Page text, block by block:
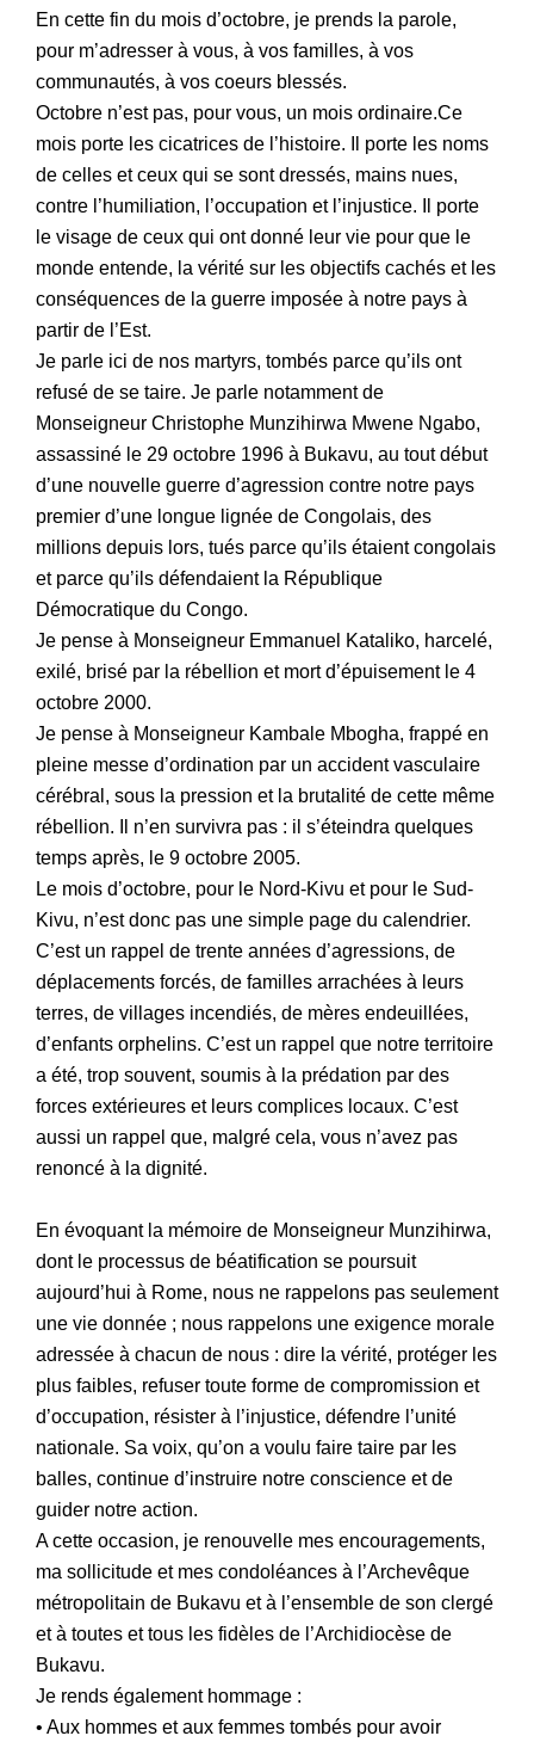
En cette fin du mois d’octobre, je prends la parole,
pour m’adresser à vous, à vos familles, à vos
communautés, à vos coeurs blessés.
Octobre n’est pas, pour vous, un mois ordinaire.Ce
mois porte les cicatrices de l’histoire. Il porte les noms
de celles et ceux qui se sont dressés, mains nues,
contre l’humiliation, l’occupation et l’injustice. Il porte
le visage de ceux qui ont donné leur vie pour que le
monde entende, la vérité sur les objectifs cachés et les
conséquences de la guerre imposée à notre pays à
partir de l’Est.
Je parle ici de nos martyrs, tombés parce qu’ils ont
refusé de se taire. Je parle notamment de
Monseigneur Christophe Munzihirwa Mwene Ngabo,
assassiné le 29 octobre 1996 à Bukavu, au tout début
d’une nouvelle guerre d’agression contre notre pays
premier d’une longue lignée de Congolais, des
millions depuis lors, tués parce qu’ils étaient congolais
et parce qu’ils défendaient la République
Démocratique du Congo.
Je pense à Monseigneur Emmanuel Kataliko, harcelé,
exilé, brisé par la rébellion et mort d’épuisement le 4
octobre 2000.
Je pense à Monseigneur Kambale Mbogha, frappé en
pleine messe d’ordination par un accident vasculaire
cérébral, sous la pression et la brutalité de cette même
rébellion. Il n’en survivra pas : il s’éteindra quelques
temps après, le 9 octobre 2005.
‎Le mois d’octobre, pour le Nord-Kivu et pour le Sud-
Kivu, n’est donc pas une simple page du calendrier.
C’est un rappel de trente années d’agressions, de
déplacements forcés, de familles arrachées à leurs
terres, de villages incendiés, de mères endeuillées,
d’enfants orphelins. C’est un rappel que notre territoire
a été, trop souvent, soumis à la prédation par des
forces extérieures et leurs complices locaux. C’est
aussi un rappel que, malgré cela, vous n’avez pas
renoncé à la dignité.
‎En évoquant la mémoire de Monseigneur Munzihirwa,
dont le processus de béatification se poursuit
aujourd’hui à Rome, nous ne rappelons pas seulement
une vie donnée ; nous rappelons une exigence morale
adressée à chacun de nous : dire la vérité, protéger les
plus faibles, refuser toute forme de compromission et
d’occupation, résister à l’injustice, défendre l’unité
nationale. Sa voix, qu’on a voulu faire taire par les
balles, continue d’instruire notre conscience et de
guider notre action.
A cette occasion, je renouvelle mes encouragements,
ma sollicitude et mes condoléances à l’Archevêque
métropolitain de Bukavu et à l’ensemble de son clergé
et à toutes et tous les fidèles de l’Archidiocèse de
Bukavu.
Je rends également hommage :
‎• Aux hommes et aux femmes tombés pour avoir